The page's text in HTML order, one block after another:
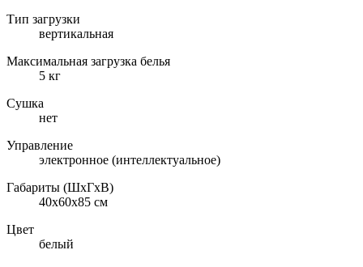
Тип загрузки
вертикальная
Максимальная загрузка белья
5 кг
Сушка
нет
Управление
электронное (интеллектуальное)
Габариты (ШxГxВ)
40x60x85 см
Цвет
белый